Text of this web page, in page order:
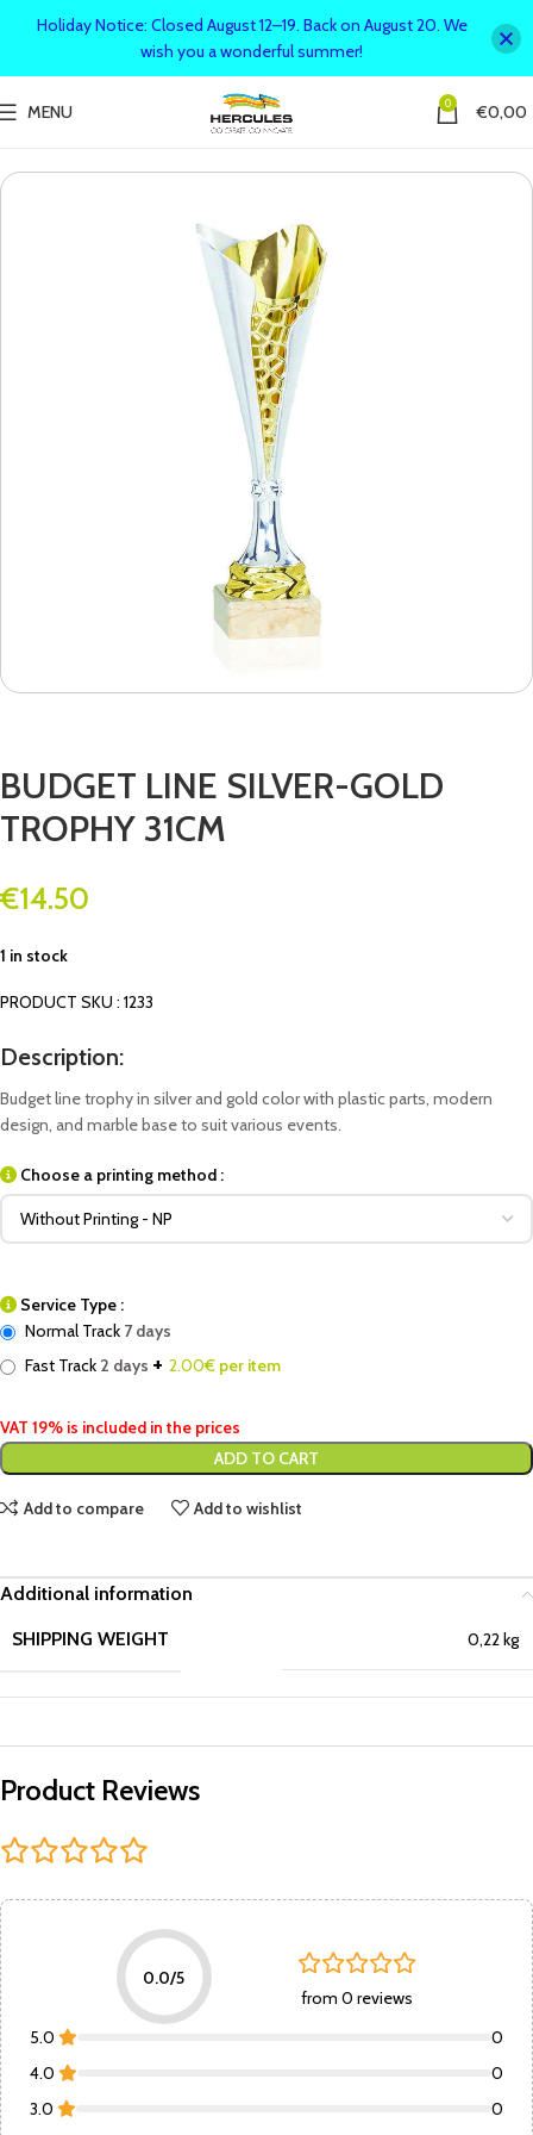
MENU 0 €0,00
BUDGET LINE SILVER-GOLD
TROPHY 31CM
€14.50
1 in stock
PRODUCT SKU : 1233
Description:
Budget line trophy in silver and gold color with plastic parts, modern
design, and marble base to suit various events.
Choose a printing method :
Service Type :
Normal Track 7 days
Fast Track 2 days + 2.00€ per item
VAT 19% is included in the prices
ADD TO CART
Add to compare Add to wishlist
Additional information
SHIPPING WEIGHT
0,22 kg
Product Reviews
0.0/5
from 0 reviews
5.0
0
4.0
0
3.0
0
Holiday Notice: Closed August 12–19. Back on August 20. We
wish you a wonderful summer!